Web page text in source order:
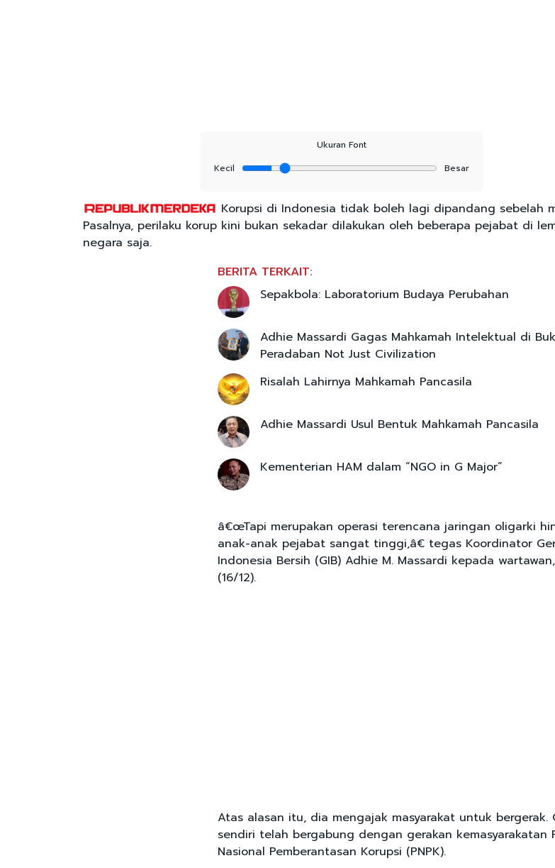
Ukuran Font
Kecil
Besar
Korupsi di Indonesia tidak boleh lagi dipandang sebelah
Pasalnya, perilaku korup kini bukan sekadar dilakukan oleh beberapa pejabat di
negara saja.
BERITA TERKAIT:
Sepakbola: Laboratorium Budaya Perubahan
Adhie Massardi Gagas Mahkamah Intelektual di
Peradaban Not Just Civilization
Risalah Lahirnya Mahkamah Pancasila
Adhie Massardi Usul Bentuk Mahkamah Pancasila
Kementerian HAM dalam “NGO in G Major”
â€œTapi merupakan operasi terencana jaringan oligarki
anak-anak pejabat sangat tinggi,â€ tegas Koordinator
Indonesia Bersih (GIB) Adhie M. Massardi kepada
(16/12).
Atas alasan itu, dia mengajak masyarakat untuk bergerak.
sendiri telah bergabung dengan gerakan kemasyarakatan
Nasional Pemberantasan Korupsi (PNPK).